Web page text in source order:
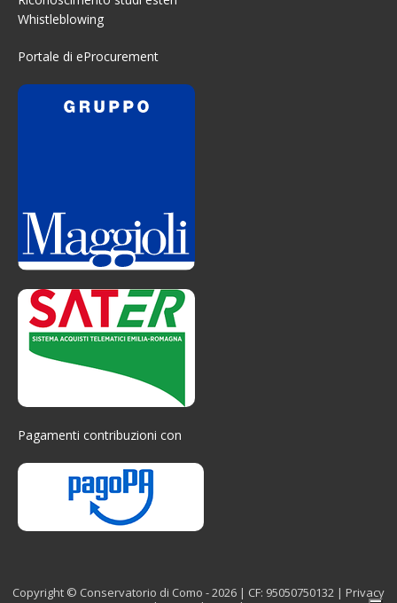
Whistleblowing
Portale di eProcurement
Pagamenti contribuzioni con
Copyright © Conservatorio di Como - 2026 | CF: 95050750132 | Privacy